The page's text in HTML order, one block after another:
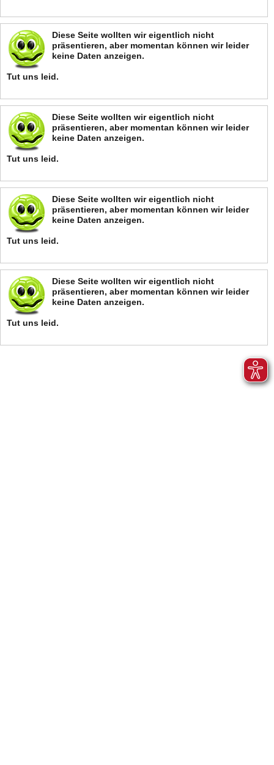
Diese Seite wollten wir eigentlich nicht
präsentieren, aber momentan können wir leider
keine Daten anzeigen.
Tut uns leid.
Diese Seite wollten wir eigentlich nicht
präsentieren, aber momentan können wir leider
keine Daten anzeigen.
Tut uns leid.
Diese Seite wollten wir eigentlich nicht
präsentieren, aber momentan können wir leider
keine Daten anzeigen.
Tut uns leid.
Diese Seite wollten wir eigentlich nicht
präsentieren, aber momentan können wir leider
keine Daten anzeigen.
Tut uns leid.